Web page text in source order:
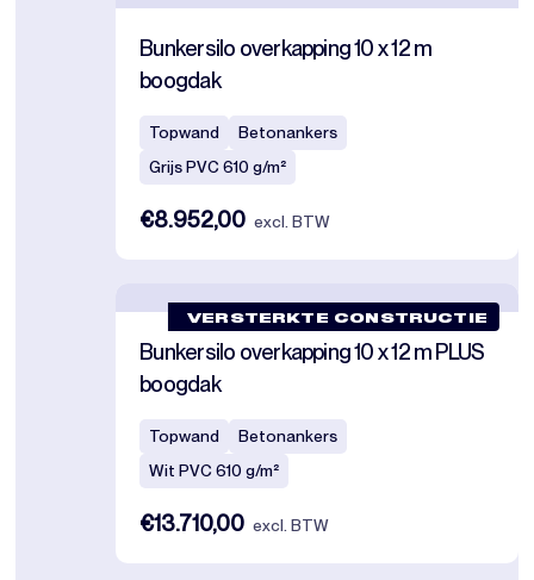
Bunkersilo overkapping 10 x 12 m
boogdak
Topwand
Betonankers
Grijs PVC 610 g/m²
€8.952,00 excl. BTW
VERSTERKTE CONSTRUCTIE
Bunkersilo overkapping 10 x 12 m PLUS
boogdak
Topwand
Betonankers
Wit PVC 610 g/m²
€13.710,00 excl. BTW